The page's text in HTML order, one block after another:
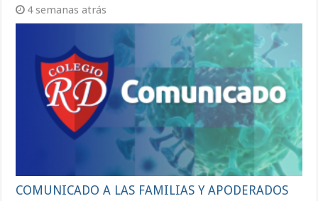
4 semanas atrás
COMUNICADO A LAS FAMILIAS Y APODERADOS